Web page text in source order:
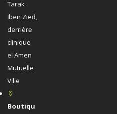
Tarak
Iben Zied,
derrière
clinique
el Amen
Mutuelle
Ville
Boutiqu